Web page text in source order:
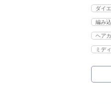
ダイ
編み
ヘア
ミデ